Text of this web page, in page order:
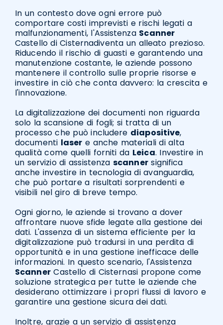
In un contesto dove ogni errore può
comportare costi imprevisti e rischi legati a
malfunzionamenti, l'Assistenza Scanner
Castello di Cisternadiventa un alleato prezioso.
Riducendo il rischio di guasti e garantendo una
manutenzione costante, le aziende possono
mantenere il controllo sulle proprie risorse e
investire in ciò che conta davvero: la crescita e
l'innovazione.
La digitalizzazione dei documenti non riguarda
solo la scansione di fogli; si tratta di un
processo che può includere diapositive,
documenti laser e anche materiali di alta
qualità come quelli forniti da Leica. Investire in
un servizio di assistenzascannersignifica
anche investire in tecnologia di avanguardia,
che può portare a risultati sorprendenti e
visibili nel giro di breve tempo.
Ogni giorno, le aziende si trovano a dover
affrontare nuove sfide legate alla gestione dei
dati. L'assenza di un sistema efficiente per la
digitalizzazione può tradursi in una perdita di
opportunità e in una gestione inefficace delle
informazioni. In questo scenario, l'Assistenza
ScannerCastello di Cisternasi propone come
soluzione strategica per tutte le aziende che
desiderano ottimizzare i propri flussi di lavoro e
garantire una gestione sicura dei dati.
Inoltre, grazie a un servizio di assistenza